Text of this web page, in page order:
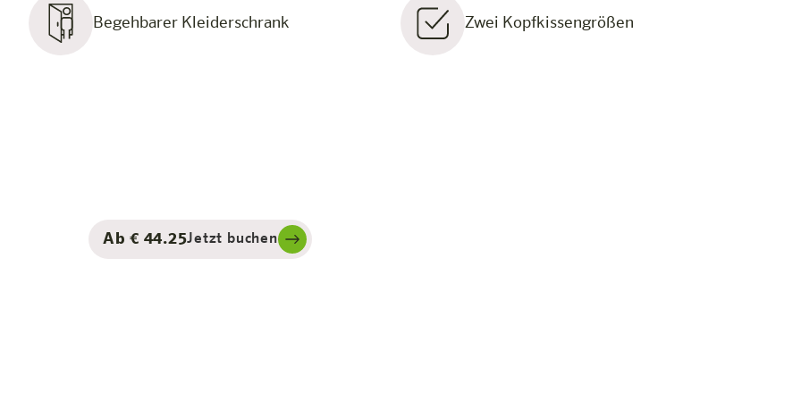
Begehbarer Kleiderschrank Zwei Kopfkissengrößen
Ab € 44.25Jetzt buchen